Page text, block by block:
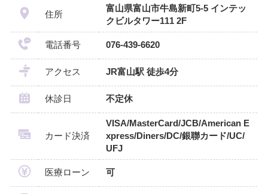
住所
富山県富山市牛島新町5-5 インテッ
クビルタワー111 2F
電話番号 076-439-6620
アクセス JR富山駅 徒歩4分
休診日 不定休
カード決済
VISA/MasterCard/JCB/American E
xpress/Diners/DC/銀聯カード/UC/
UFJ
医療ローン 可